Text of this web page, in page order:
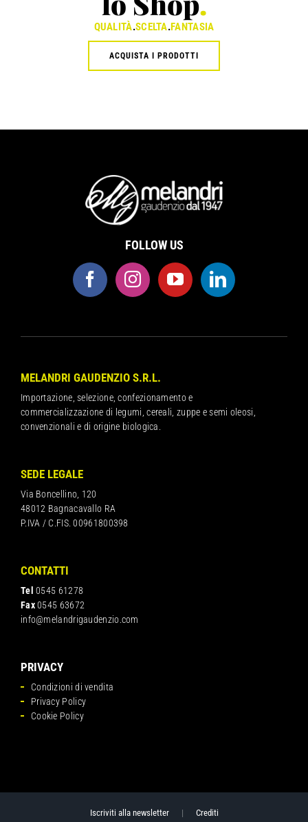
QUALITÀ.SCELTA.FANTASIA
ACQUISTA I PRODOTTI
FOLLOW US
MELANDRI GAUDENZIO S.R.L.
Importazione, selezione, confezionamento e
commercializzazione di legumi, cereali, zuppe e semi oleosi,
convenzionali e di origine biologica.
SEDE LEGALE
Via Boncellino, 120
48012 Bagnacavallo RA
P.IVA / C.FIS. 00961800398
CONTATTI
Tel 0545 61278
Fax0545 63672
info@melandrigaudenzio.com
PRIVACY
Condizioni di vendita
Privacy Policy
Cookie Policy
Iscriviti alla newsletter| Crediti